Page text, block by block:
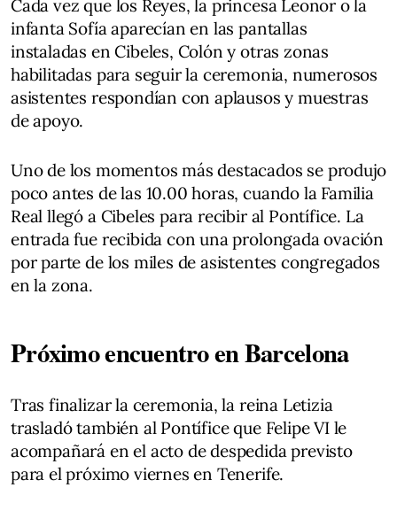
Cada vez que los Reyes, la princesa Leonor o la
infanta Sofía aparecían en las pantallas
instaladas en Cibeles, Colón y otras zonas
habilitadas para seguir la ceremonia, numerosos
asistentes respondían con aplausos y muestras
de apoyo.
Uno de los momentos más destacados se produjo
poco antes de las 10.00 horas, cuando la Familia
Real llegó a Cibeles para recibir al Pontífice. La
entrada fue recibida con una prolongada ovación
por parte de los miles de asistentes congregados
en la zona.
Próximo encuentro en Barcelona
Tras finalizar la ceremonia, la reina Letizia
trasladó también al Pontífice que Felipe VI le
acompañará en el acto de despedida previsto
para el próximo viernes en Tenerife.